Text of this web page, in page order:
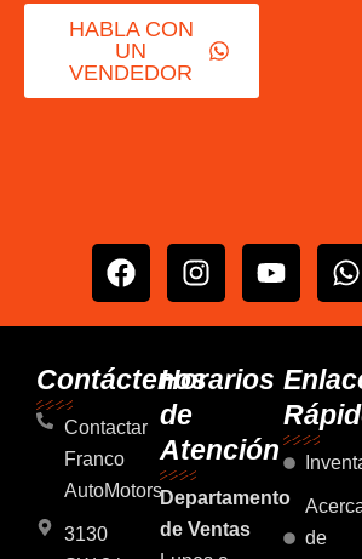
HABLA CON
UN
VENDEDOR
F
a
b
o
k
I
n
a
a
m
Y
o
u
e
h
s
a
p
p
Contáctenos
Contactar
Franco
AutoMotors
3130
Horarios
de
Atención
Departamento
de Ventas
de